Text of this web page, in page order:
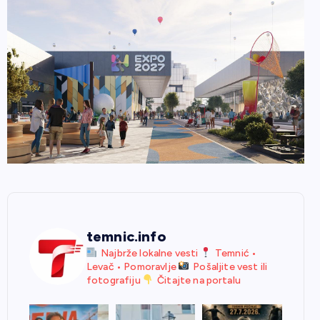
temnic.info
Najbrže lokalne vesti
Temnić •
Levač • Pomoravlje
Pošaljite vest ili
fotografiju
Čitajte na portalu